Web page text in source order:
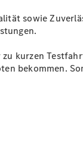
sowie
kurzen
bekommen.